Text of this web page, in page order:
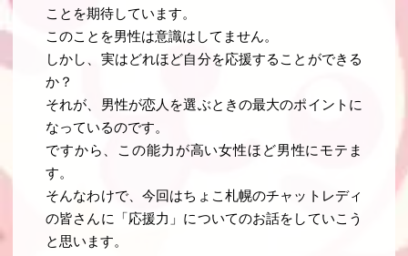
ことを期待しています。
このことを男性は意識はしてません。
しかし、実はどれほど自分を応援することができる
か？
それが、 男性が恋人を選ぶときの最大のポイントに
なっているのです。
ですから、
この能力が高い女性ほど男性にモテま
す。
そんなわけで、今回はちょこ札幌のチャットレディ
の皆さんに「応援力」についてのお話をしていこう
と思います。